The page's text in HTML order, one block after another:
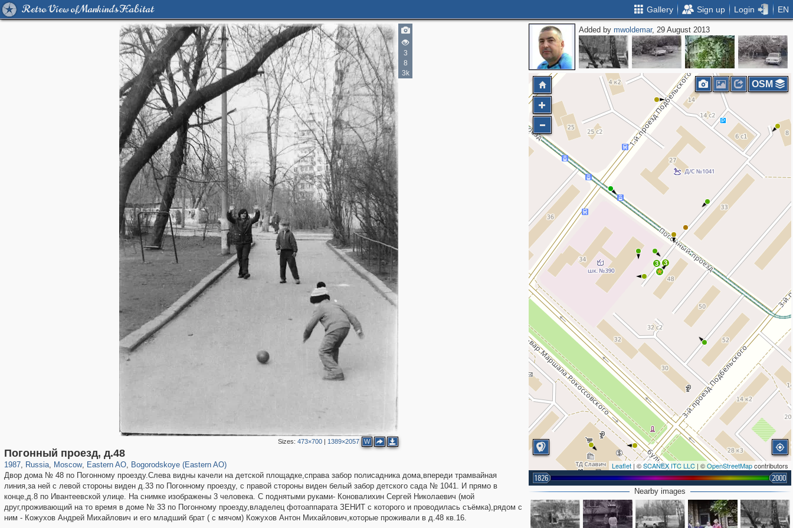
Retro View of Mankind's Habitat Gallery Sign up Login EN
3
8
3k
Sizes:473×700 | 1389×2057 W
Погонный проезд, д.48
1987, Russia
1,406,837 29,243
, Moscow
319,861 8,286
, Eastern AO
20,939 306
, Bogorodskoye (Eastern AO)
Двор дома № 48 по Погонному проезду.Слева видны качели на детской площадке,справа забор полисадника дома,впереди трамвайная
линия,за ней с левой стороны виден д.33 по Погонному проезду, с правой стороны виден белый забор детского сада № 1041. И прямо в
конце,д.8 по Ивантеевской улице. На снимке изображены 3 человека. С поднятыми руками- Коновалихин Сергей Николаевич (мой
друг,проживающий на то время в доме № 33 по Погонному проезду,владелец фотоаппарата ЗЕНИТ с которого и проводилась съёмка),рядом с
ним - Кожухов Андрей Михайлович и его младший брат ( с мячом) Кожухов Антон Михайлович,которые проживали в д.48 кв.16.
Added bymwoldemar, 29 August 2013
3 3
Leaflet| ©SCANEX ITC LLC | ©OpenStreetMapcontributors
1826 2000
OSM
Nearby images